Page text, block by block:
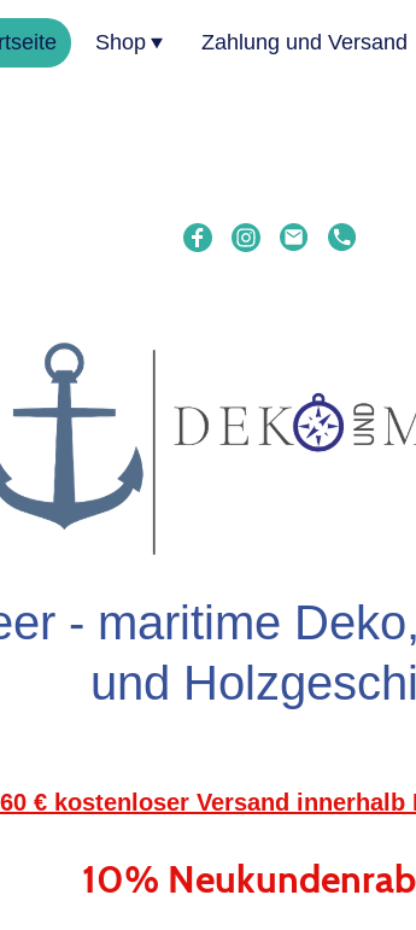
Shop Zahlung und Versand
- maritime
und
€ kostenloser Versand innerhalb
10%